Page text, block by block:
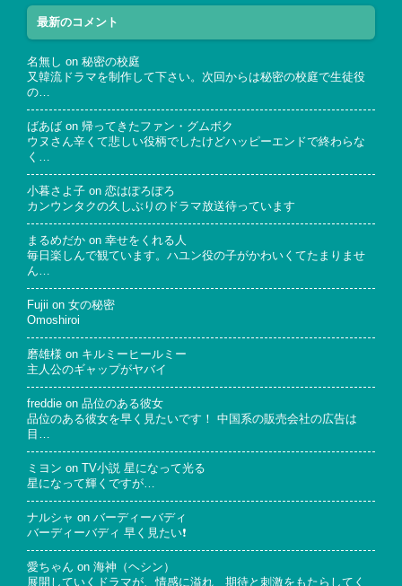
最新のコメント
名無し on 秘密の校庭
又韓流ドラマを制作して下さい。次回からは秘密の校庭で生徒役
の…
ばあば on 帰ってきたファン・グムボク
ウヌさん辛くて悲しい役柄でしたけどハッピーエンドで終わらな
く…
小暮さよ子 on 恋はぽろぽろ
カンウンタクの久しぶりのドラマ放送待っています
まるめだか on 幸せをくれる人
毎日楽しんで観ています。ハユン役の子がかわいくてたまりませ
ん…
Fujii on 女の秘密
Omoshiroi
磨雄様 on キルミーヒールミー
主人公のギャップがヤバイ
freddie on 品位のある彼女
品位のある彼女を早く見たいです！ 中国系の販売会社の広告は
目…
ミヨン on TV小説 星になって光る
星になって輝くですが…
ナルシャ on バーディーバディ
バーディーバディ 早く見たい❗
愛ちゃん on 海神（ヘシン）
展開していくドラマが、情感に溢れ 期待と刺激をもたらしてく